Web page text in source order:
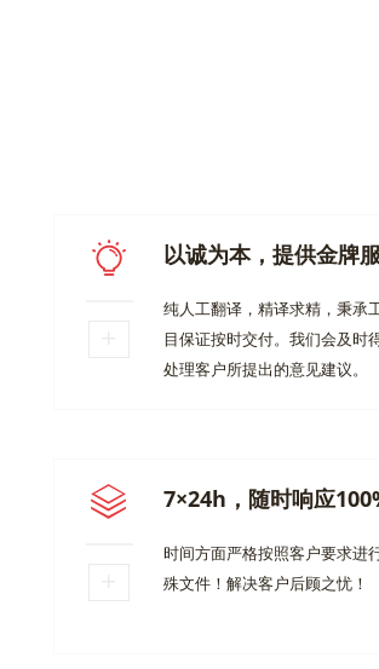
以诚为本，提供金牌
纯人工翻译，精译求精，秉承
目保证按时交付。我们会及时
处理客户所提出的意见建议。
7×24h，随时响应
时间方面严格按照客户要求进
殊文件！解决客户后顾之忧！